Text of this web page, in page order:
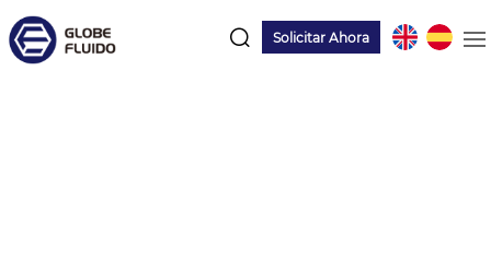
Solicitar Ahora